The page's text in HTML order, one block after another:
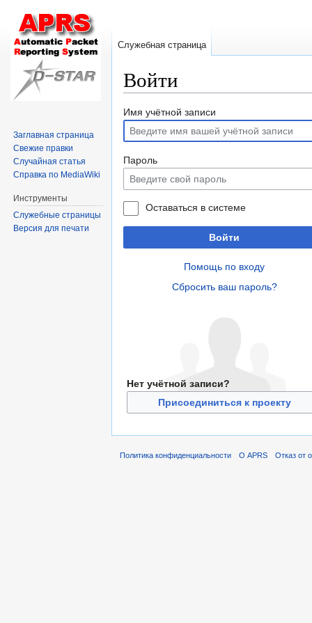
Войти
Перейти
навигации
Перейти
поиску
Имя учётной записи
Пароль
Оставаться в системе
Войти
Помощь по входу
Сбросить ваш пароль?
Нет учётной записи?
Присоединиться к проекту
Служебная страница
Заглавная страница
Свежие правки
Случайная статья
Справка по MediaWiki
Инструменты
Служебные страницы
Версия для печати
Политика конфиденциальности О APRS Отказ от